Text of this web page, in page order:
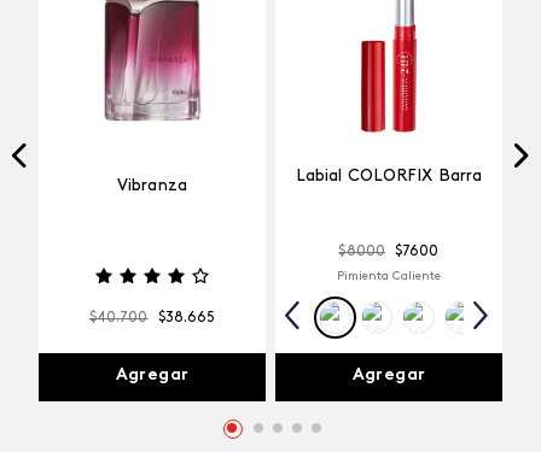
Vibranza
$40.700 $38.665
Agregar
Labial COLORFIX Barra
$8000 $7600
Pimienta Caliente
Agregar